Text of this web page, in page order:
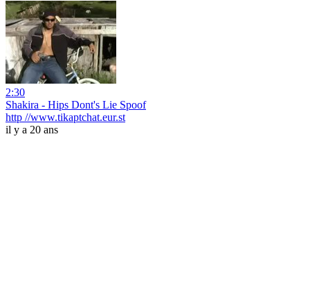
2:30
Shakira - Hips Dont's Lie Spoof
http //www.tikaptchat.eur.st
il y a 20 ans